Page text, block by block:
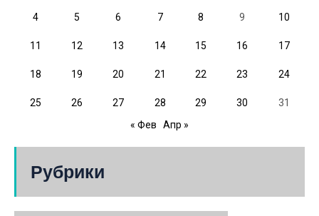
4 5 6 7 8 9 10
11 12 13 14 15 16 17
18 19 20 21 22 23 24
25 26 27 28 29 30
31
« Фев
Апр »
Рубрики